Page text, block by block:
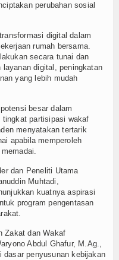
perubahan sosial
digital dalam
rumah bersama.
secara tunai dan
digital, peningkatan
yang lebih mudah
besar dalam
tingkat partisipasi wakaf
menyatakan tertarik
apabila memperoleh
dan Peneliti Utama
Muhtadi,
kuatnya aspirasi
program pengentasan
Zakat dan Wakaf
Abdul Ghafur, M.Ag.,
penyusunan kebijakan